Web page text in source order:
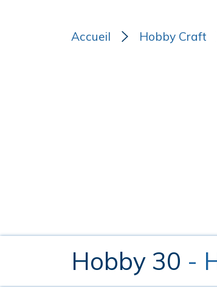
Accueil Hobby Craft
Hobby 30 -